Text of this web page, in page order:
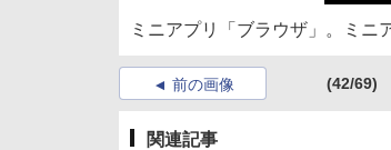
ミニアプリ「ブラウザ」。ミニ
前の画像 (42/69)
関連記事